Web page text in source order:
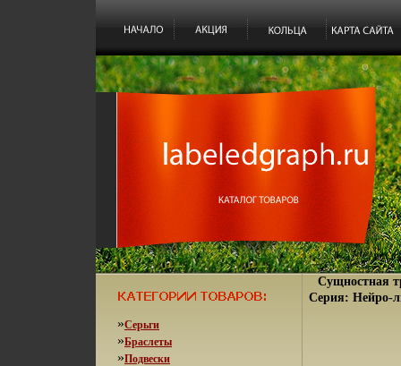
»Серьги
»Браслеты
»Подвески
Сущностная
Серия: Нейро-